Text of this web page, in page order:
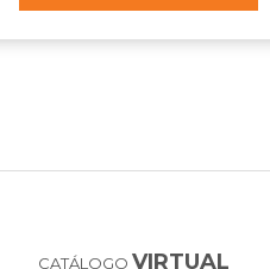
CATÁLOGO VIRTUAL